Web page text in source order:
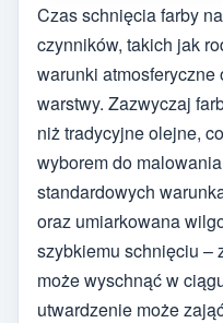
Czas schnięcia farby
czynników, takich jak
warunki atmosferyczne
warstwy. Zazwyczaj
niż tradycyjne olejne,
wyborem do
standardowych
oraz umiarkowana
szybkiemu schnięciu –
może wyschnąć w
utwardzenie może